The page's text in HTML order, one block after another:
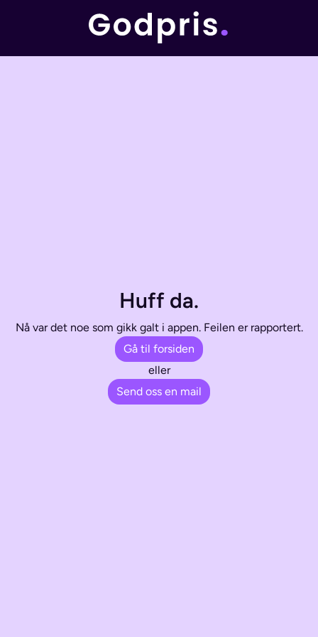
Huff da.
Nå var det noe som gikk galt i appen. Feilen er rapportert.
Gå til forsiden
eller
Send oss en mail